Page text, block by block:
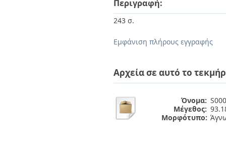
Περιγραφή:
243 σ.
Εμφάνιση πλήρους εγγραφής
Αρχεία σε αυτό το
Όνομα:
Μέγεθος:
Μορφότυπο: